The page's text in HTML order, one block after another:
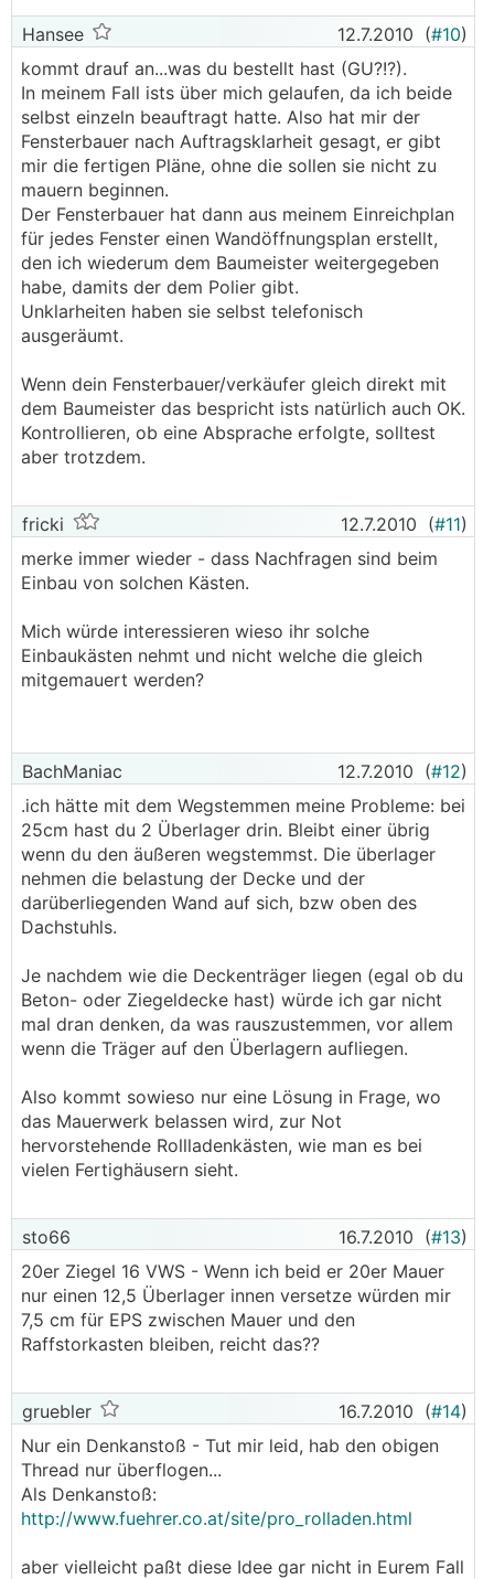
Hansee 12.7.2010 (#10)
kommt drauf an...was du bestellt hast (GU?!?).
In meinem Fall ists über mich gelaufen, da ich beide
selbst einzeln beauftragt hatte. Also hat mir der
Fensterbauer nach Auftragsklarheit gesagt, er gibt
mir die fertigen Pläne, ohne die sollen sie nicht zu
mauern beginnen.
Der Fensterbauer hat dann aus meinem Einreichplan
für jedes Fenster einen Wandöffnungsplan erstellt,
den ich wiederum dem Baumeister weitergegeben
habe, damits der dem Polier gibt.
Unklarheiten haben sie selbst telefonisch
ausgeräumt.
Wenn dein Fensterbauer/verkäufer gleich direkt mit
dem Baumeister das bespricht ists natürlich auch OK.
Kontrollieren, ob eine Absprache erfolgte, solltest
aber trotzdem.
fricki 12.7.2010 (#11)
merke immer wieder - dass Nachfragen sind beim
Einbau von solchen Kästen.
Mich würde interessieren wieso ihr solche
Einbaukästen nehmt und nicht welche die gleich
mitgemauert werden?
BachManiac 12.7.2010 (#12)
.ich hätte mit dem Wegstemmen meine Probleme: bei
25cm hast du 2 Überlager drin. Bleibt einer übrig
wenn du den äußeren wegstemmst. Die überlager
nehmen die belastung der Decke und der
darüberliegenden Wand auf sich, bzw oben des
Dachstuhls.
Je nachdem wie die Deckenträger liegen (egal ob du
Beton- oder Ziegeldecke hast) würde ich gar nicht
mal dran denken, da was rauszustemmen, vor allem
wenn die Träger auf den Überlagern aufliegen.
Also kommt sowieso nur eine Lösung in Frage, wo
das Mauerwerk belassen wird, zur Not
hervorstehende Rollladenkästen, wie man es bei
vielen Fertighäusern sieht.
sto66 16.7.2010 (#13)
20er Ziegel 16 VWS - Wenn ich beid er 20er Mauer
nur einen 12,5 Überlager innen versetze würden mir
7,5 cm für EPS zwischen Mauer und den
Raffstorkasten bleiben, reicht das??
gruebler 16.7.2010 (#14)
Nur ein Denkanstoß - Tut mir leid, hab den obigen
Thread nur überflogen...
Als Denkanstoß:
http://www.fuehrer.co.at/site/pro_rolladen.html
aber vielleicht paßt diese Idee gar nicht in Eurem Fall